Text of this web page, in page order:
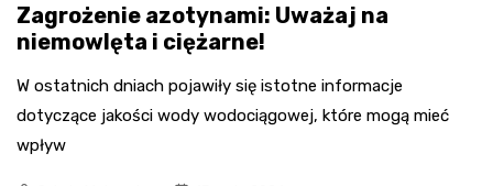
Zagrożenie azotynami: Uważaj na
niemowlęta i ciężarne!
W ostatnich dniach pojawiły się istotne informacje
dotyczące jakości wody wodociągowej, które mogą mieć
wpływ